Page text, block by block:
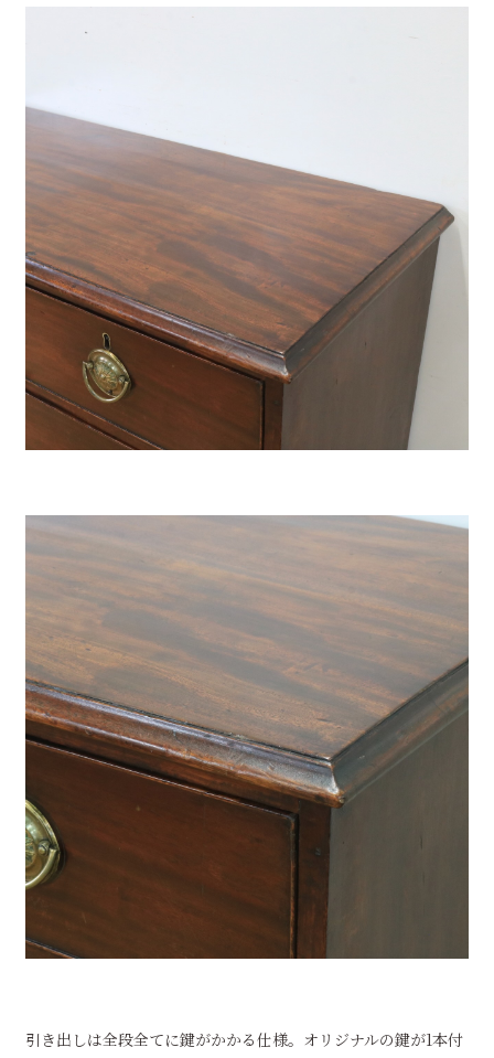
引き出しは全段全てに鍵がかかる仕様。オリジナルの鍵が1本付